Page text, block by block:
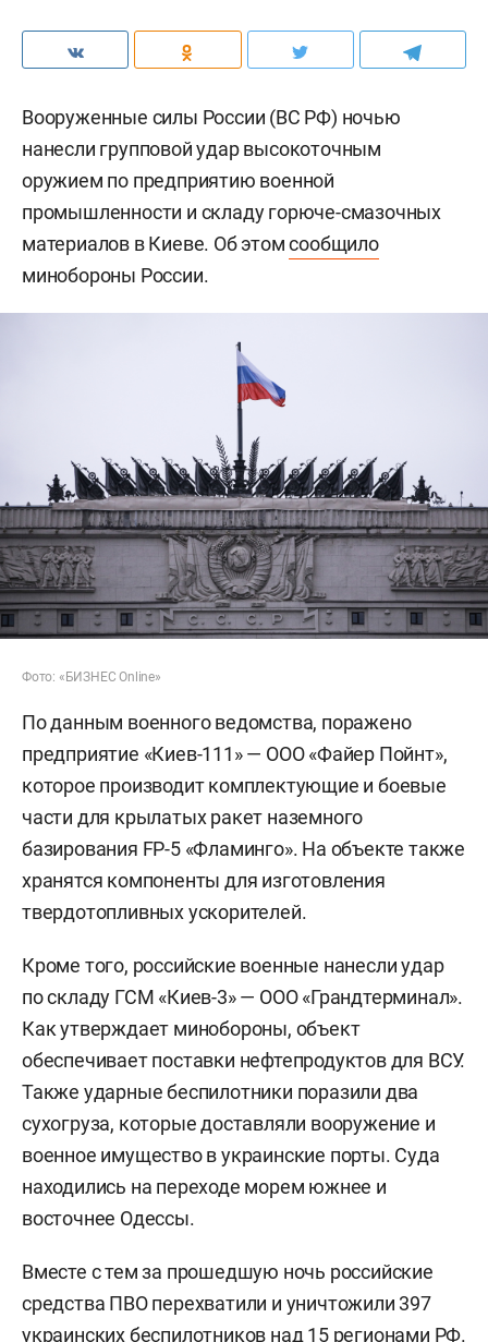
Вооруженные силы России (ВС РФ) ночью
нанесли групповой удар высокоточным
оружием по предприятию военной
промышленности и складу горюче-смазочных
материалов в Киеве. Об этомсообщило
минобороны России.
Фото: «БИЗНЕС Online»
По данным военного ведомства, поражено
предприятие «Киев-111» — ООО «Файер Пойнт»,
которое производит комплектующие и боевые
части для крылатых ракет наземного
базирования FP-5 «Фламинго». На объекте также
хранятся компоненты для изготовления
твердотопливных ускорителей.
Кроме того, российские военные нанесли удар
по складу ГСМ «Киев-3» — ООО «Грандтерминал».
Как утверждает минобороны, объект
обеспечивает поставки нефтепродуктов для ВСУ.
Также ударные беспилотники поразили два
сухогруза, которые доставляли вооружение и
военное имущество в украинские порты. Суда
находились на переходе морем южнее и
восточнее Одессы.
Вместе с тем за прошедшую ночь российские
средства ПВО перехватили и уничтожили 397
украинских беспилотников над 15 регионами РФ.